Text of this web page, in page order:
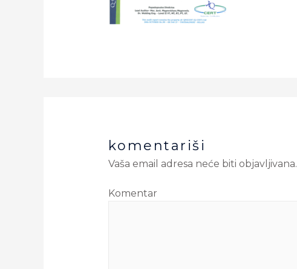
komentariši
Vaša email adresa neće biti objavljivana.
Komentar